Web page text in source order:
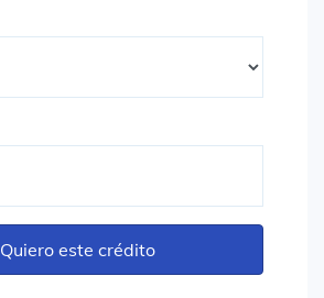
Quiero este crédito